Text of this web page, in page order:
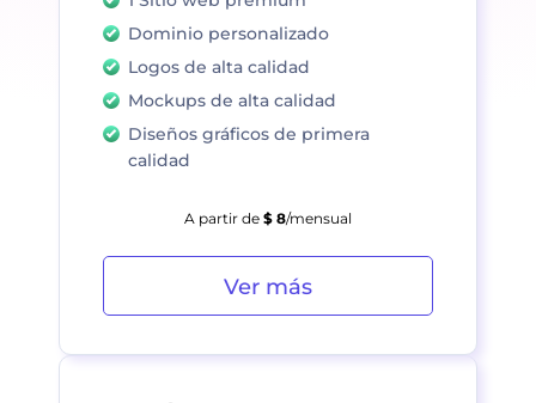
Dominio personalizado
Logos de alta calidad
Mockups de alta calidad
Diseños gráficos de primera
calidad
A partir de $ 8/mensual
Ver más